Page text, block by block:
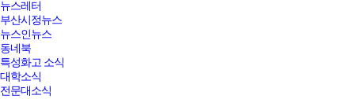
뉴스레터
부산시정뉴스
뉴스인뉴스
동네북
특성화고 소식
대학소식
전문대소식